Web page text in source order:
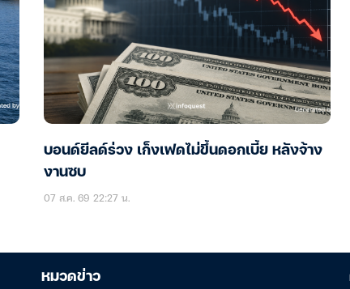
บอนด์ยีลด์ร่วง เก็งเฟดไม่ขึ้นดอกเบี้ย หลังจ้าง
งานซบ
07 ส.ค. 69 22:27 น.
หมวดข่าว